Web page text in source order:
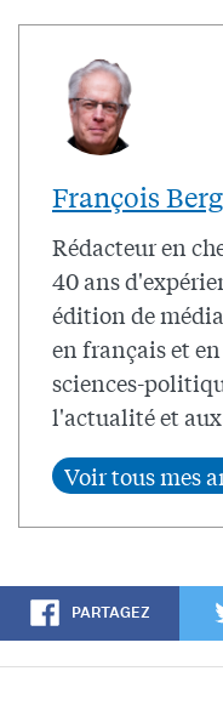
François
Rédacteur en
40 ans
édition de
en français et
sciences-
l'actualité et
PARTAGEZ